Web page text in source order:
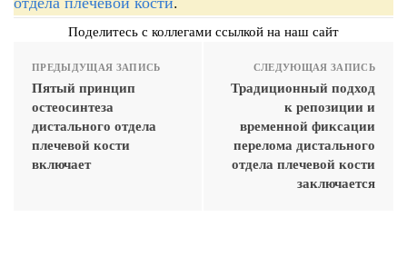
Поделитесь с коллегами ссылкой на наш сайт
ПРЕДЫДУЩАЯ ЗАПИСЬ
Пятый принцип
остеосинтеза
дистального отдела
плечевой кости
включает
СЛЕДУЮЩАЯ ЗАПИСЬ
Традиционный подход
к репозиции и
временной фикса­ции
перелома дистального
отдела плечевой кости
заключается